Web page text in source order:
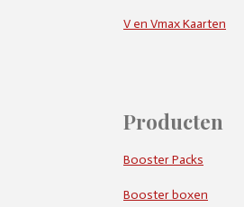
V en Vmax Kaarten
Producten
Booster Packs
Booster boxen